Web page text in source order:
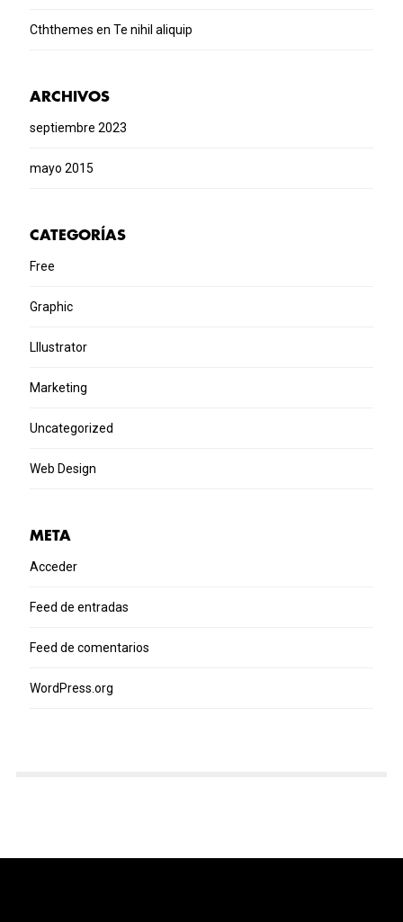
Cththemes en Te nihil aliquip
ARCHIVOS
septiembre 2023
mayo 2015
CATEGORÍAS
Free
Graphic
Lllustrator
Marketing
Uncategorized
Web Design
META
Acceder
Feed de entradas
Feed de comentarios
WordPress.org